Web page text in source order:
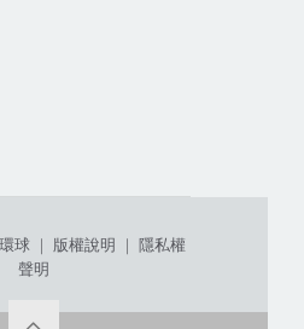
球 ｜ 版權說明 ｜ 隱私權
聲明